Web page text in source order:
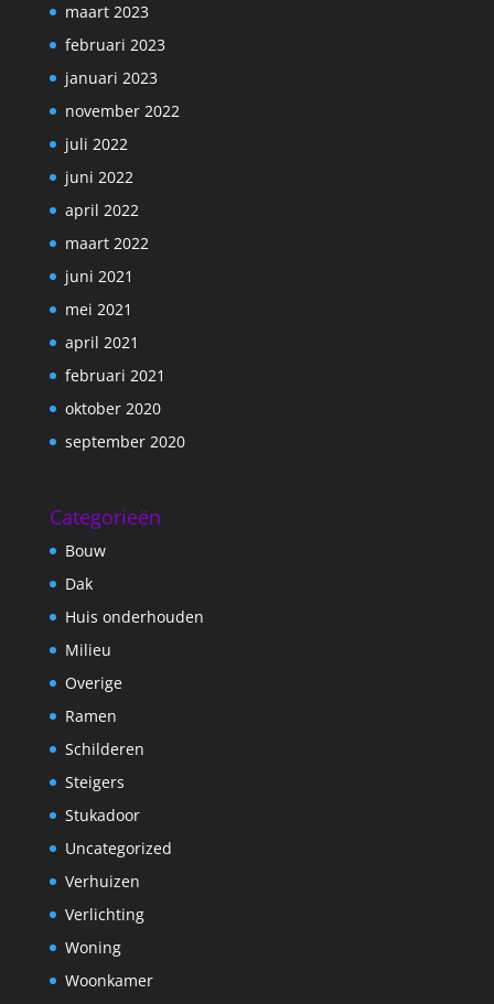
maart 2023
februari 2023
januari 2023
november 2022
juli 2022
juni 2022
april 2022
maart 2022
juni 2021
mei 2021
april 2021
februari 2021
oktober 2020
september 2020
Categorieën
Bouw
Dak
Huis onderhouden
Milieu
Overige
Ramen
Schilderen
Steigers
Stukadoor
Uncategorized
Verhuizen
Verlichting
Woning
Woonkamer